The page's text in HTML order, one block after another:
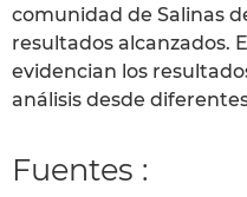
comunidad de Salinas
resultados alcanzados.
evidencian los
análisis desde
Fuentes :